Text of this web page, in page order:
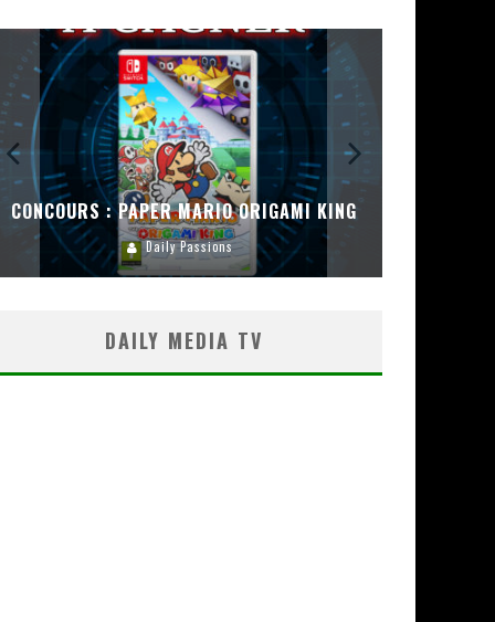
CONCOURS : PAPER MARIO ORIGAMI KING
Daily Passions
DAILY MEDIA TV